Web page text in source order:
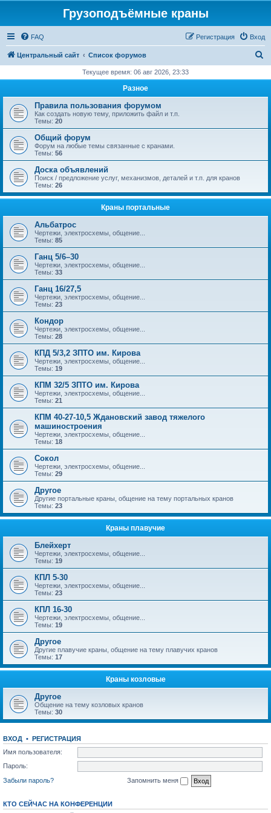
Грузоподъёмные краны
FAQ Вход
Регистрация
Центральный сайт Список форумов
с
Текущее время: 06 авг 2026, 23:33
Разное
Правила пользования форумом
Как создать новую тему, приложить файл и т.п.
Темы: 20
Общий форум
Форум на любые темы связанные с кранами.
Темы: 56
Доска объявлений
Поиск / предложение услуг, механизмов, деталей и т.п. для кранов
Темы: 26
Краны портальные
Альбатрос
Чертежи, электросхемы, общение...
Темы: 85
Ганц 5/6–30
Чертежи, электросхемы, общение...
Темы: 33
Ганц 16/27,5
Чертежи, электросхемы, общение...
Темы: 23
Кондор
Чертежи, электросхемы, общение...
Темы: 28
КПД 5/3,2 ЗПТО им. Кирова
Чертежи, электросхемы, общение...
Темы: 19
КПМ 32/5 ЗПТО им. Кирова
Чертежи, электросхемы, общение...
Темы: 21
КПМ 40-27-10,5 Ждановский завод тяжелого
машиностроения
Чертежи, электросхемы, общение...
Темы: 18
Сокол
Чертежи, электросхемы, общение...
Темы: 29
Другое
Другие портальные краны, общение на тему портальных кранов
Темы: 23
Краны плавучие
Блейхерт
Чертежи, электросхемы, общение...
Темы: 19
КПЛ 5-30
Чертежи, электросхемы, общение...
Темы: 23
КПЛ 16-30
Чертежи, электросхемы, общение...
Темы: 19
Другое
Другие плавучие краны, общение на тему плавучих кранов
Темы: 17
Краны козловые
Другое
Общение на тему козловых кранов
Темы: 30
ВХОД • РЕГИСТРАЦИЯ
Имя пользователя:
Пароль:
Забыли пароль?
Запомнить меня
КТО СЕЙЧАС НА КОНФЕРЕНЦИИ